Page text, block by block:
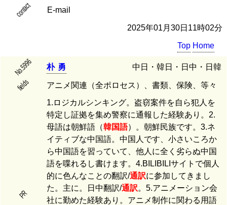
contact E-mail
2025年01月30日11時02分
Top Home
No.5996 朴 勇 中日・韓日・日中・日韓
fields アニメ関連（全ポロセス）、書類、保険、等々
PR
1.ロジカルシンキング。盗窃案件を自ら犯人を
特定し証拠を集め警察に通報した経験あり。2.
母語は朝鮮語（韓国語）。朝鮮民族です。3.ネ
イティブな中国語。中国人です、小さいころか
ら中国語を習っていて、他人に全く劣らぬ中国
語を喋れるし書けます。4.BILIBILIサイトで個人
的に色んなことの翻訳/通訳に参加してきまし
た。主に。日中翻訳/通訳。5.アニメーション会
社に勤めた経験あり。アニメ制作に関わる用語